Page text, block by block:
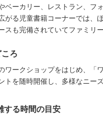
ベーカリー、レストラン、フ
がる児童書籍コーナーでは、
スも完備されていてファミリ
ろ
ワークショップをはじめ、「
トを随時開催し、多様なニー
する時間の目安